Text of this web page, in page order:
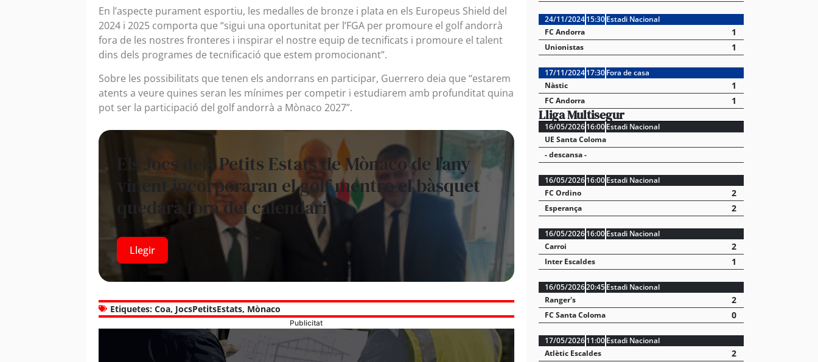
En l’aspecte purament esportiu, les medalles de bronze i plata en els Europeus Shield del
2024 i 2025 comporta que “sigui una oportunitat per l’FGA per promoure el golf andorrà
fora de les nostres fronteres i inspirar el nostre equip de tecnificats i promoure el talent
dins dels programes de tecnificació que estem promocionant”.
Sobre les possibilitats que tenen els andorrans en participar, Guerrero deia que “estarem
atents a veure quines seran les mínimes per competir i estudiarem amb profunditat quina
pot ser la participació del golf andorrà a Mònaco 2027”.
Els Jocs dels Petits Estats de Mònaco de l’any
vinent incorporaran el golf mentre el bàsquet
quedarà fora del calendari
Llegir
Etiquetes: Coa, JocsPetitsEstats, Mònaco
Publicitat
24/11/2024 15:30 Estadi Nacional
FC Andorra
1
Unionistas 1
17/11/2024 17:30 Fora de casa
Nàstic
1
FC Andorra 1
Lliga Multisegur
16/05/2026 16:00 Estadi Nacional
UE Santa Coloma
- descansa -
16/05/2026 16:00 Estadi Nacional
FC Ordino
2
Esperança 2
16/05/2026 16:00 Estadi Nacional
Carroi
2
Inter Escaldes 1
16/05/202620:45 Estadi Nacional
Ranger's
2
FC Santa Coloma 0
17/05/2026 11:00 Estadi Nacional
Atlètic Escaldes
2